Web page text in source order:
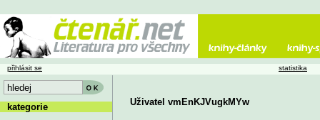
Uživatel vmEnKJVugkMYw
přihlásit se statistika
kategorie